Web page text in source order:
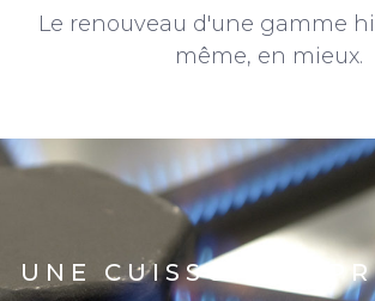
Le renouveau d'une gamme
même, en mieux.
UNE CUISSON DE